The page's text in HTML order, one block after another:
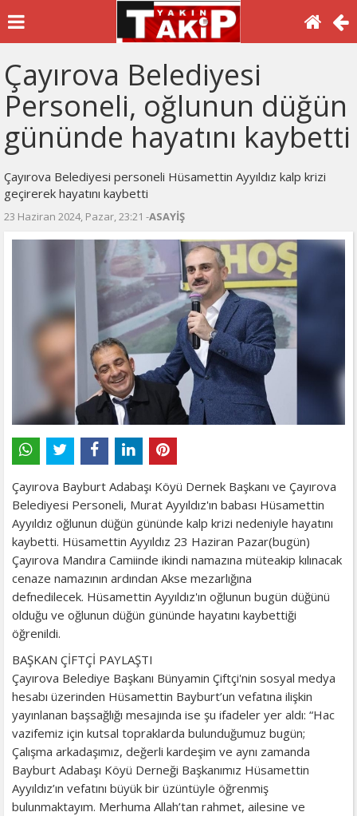
Çayırova Belediyesi
Personeli, oğlunun düğün
gününde hayatını kaybetti
Çayırova Belediyesi personeli Hüsamettin Ayyıldız kalp krizi
geçirerek hayatını kaybetti
23 Haziran 2024, Pazar, 23:21 -ASAYİŞ
Çayırova Bayburt Adabaşı Köyü Dernek Başkanı ve Çayırova
Belediyesi Personeli, Murat Ayyıldız'ın babası Hüsamettin
Ayyıldız oğlunun düğün gününde kalp krizi nedeniyle hayatını
kaybetti. Hüsamettin Ayyıldız 23 Haziran Pazar(bugün)
Çayırova Mandıra Camiinde ikindi namazına müteakip kılınacak
cenaze namazının ardından Akse mezarlığına
defnedilecek. Hüsamettin Ayyıldız'ın oğlunun bugün düğünü
olduğu ve oğlunun düğün gününde hayatını kaybettiği
öğrenildi.
BAŞKAN ÇİFTÇİ PAYLAŞTI
Çayırova Belediye Başkanı Bünyamin Çiftçi'nin sosyal medya
hesabı üzerinden Hüsamettin Bayburt’un vefatına ilişkin
yayınlanan başsağlığı mesajında ise şu ifadeler yer aldı: “Hac
vazifemiz için kutsal topraklarda bulunduğumuz bugün;
Çalışma arkadaşımız, değerli kardeşim ve aynı zamanda
Bayburt Adabaşı Köyü Derneği Başkanımız Hüsamettin
Ayyıldız’ın vefatını büyük bir üzüntüyle öğrenmiş
bulunmaktayım. Merhuma Allah’tan rahmet, ailesine ve